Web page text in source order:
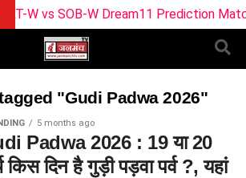
W vs SOB-W Dream11 Prediction Match
"Gudi Padwa 2026"
5 months ago
Padwa 2026 : 19 या 20
किस दिन है गुड़ी पड़वा पर्व ?, यहां